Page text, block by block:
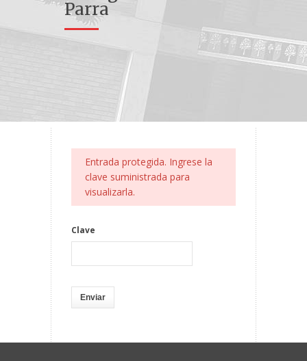
Parra
Entrada protegida. Ingrese la
clave suministrada para
visualizarla.
Clave